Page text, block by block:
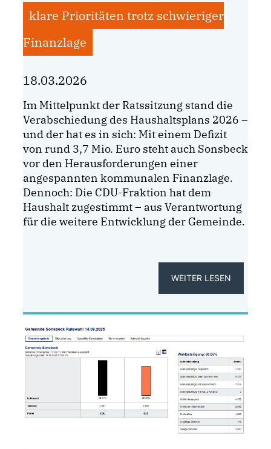
klare Prioritäten trotz schwieriger
Finanzlage
18.03.2026
Im Mittelpunkt der Ratssitzung stand die
Verabschiedung des Haushaltsplans 2026 –
und der hat es in sich: Mit einem Defizit
von rund 3,7 Mio. Euro steht auch Sonsbeck
vor den Herausforderungen einer
angespannten kommunalen Finanzlage.
Dennoch: Die CDU-Fraktion hat dem
Haushalt zugestimmt – aus Verantwortung
für die weitere Entwicklung der Gemeinde.
WEITER LESEN